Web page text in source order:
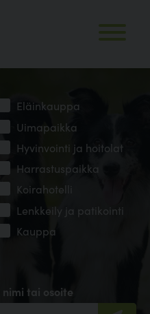
tai osoite
Eläinkauppa
Uimapaikka
Hyvinvointi ja hoitolat
Harrastuspaikka
Koirahotelli
Lenkkeily ja patikointi
Kauppa